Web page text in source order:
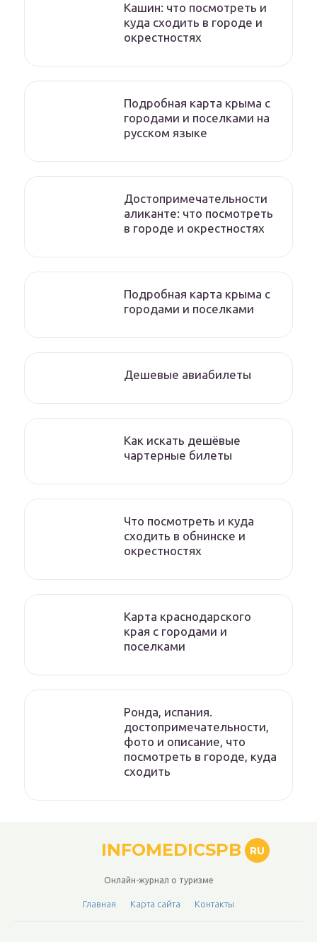
Кашин: что посмотреть и
куда сходить в городе и
окрестностях
Подробная карта крыма с
городами и поселками на
русском языке
Достопримечательности
аликанте: что посмотреть
в городе и окрестностях
Подробная карта крыма с
городами и поселками
Дешевые авиабилеты
Как искать дешёвые
чартерные билеты
Что посмотреть и куда
сходить в обнинске и
окрестностях
Карта краснодарского
края с городами и
поселками
Ронда, испания.
достопримечательности,
фото и описание, что
посмотреть в городе, куда
сходить
INFOMEDICSPB RU
Онлайн-журнал о туризме
Главная Карта сайта Контакты